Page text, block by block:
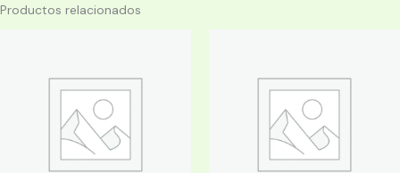
Productos relacionados